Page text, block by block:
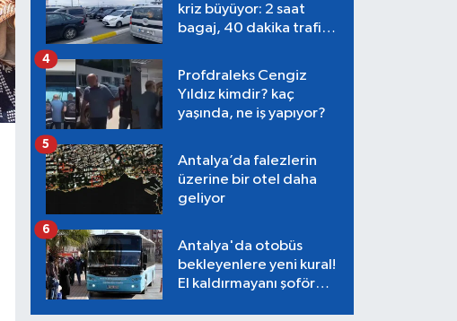
kriz büyüyor: 2 saat
bagaj, 40 dakika trafik,
Profdraleks Cengiz
Yıldız kimdir? kaç
yaşında, ne iş yapıyor?
4
Antalya’da falezlerin
üzerine bir otel daha
geliyor
5
Antalya'da otobüs
bekleyenlere yeni kural!
El kaldırmayanı şoför
6